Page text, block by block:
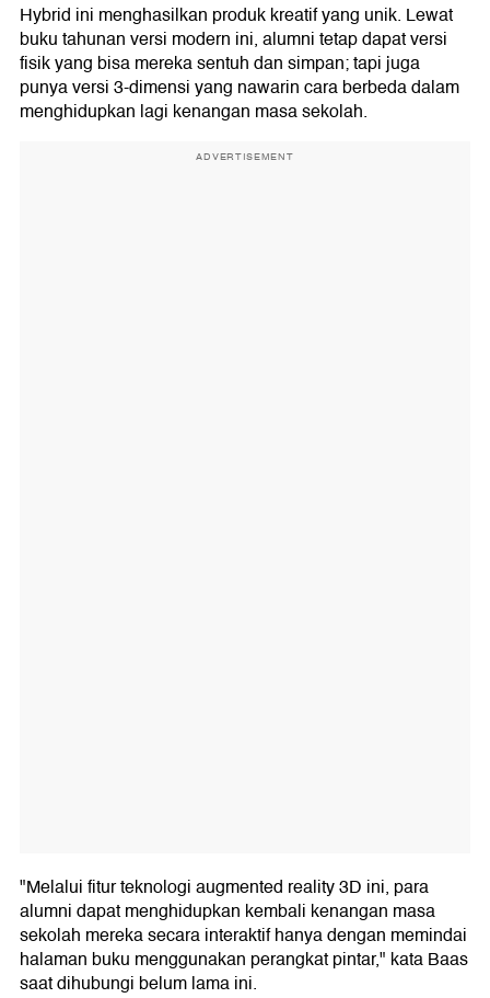
Hybrid ini menghasilkan produk kreatif yang unik. Lewat
buku tahunan versi modern ini, alumni tetap dapat versi
fisik yang bisa mereka sentuh dan simpan; tapi juga
punya versi 3-dimensi yang nawarin cara berbeda dalam
menghidupkan lagi kenangan masa sekolah.
ADVERTISEMENT
"Melalui fitur teknologi augmented reality 3D ini, para
alumni dapat menghidupkan kembali kenangan masa
sekolah mereka secara interaktif hanya dengan memindai
halaman buku menggunakan perangkat pintar," kata Baas
saat dihubungi belum lama ini.